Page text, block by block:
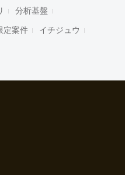
分析基盤
定案件 イチジュウ